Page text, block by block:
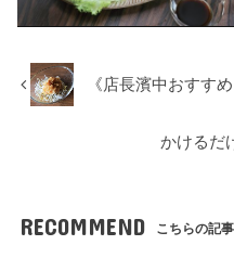
《店長濱中おすす
かけるだ
RECOMMEND こちらの記